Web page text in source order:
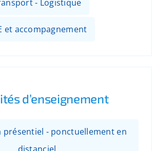
- Logistique
et accompagnement
d’enseignement
présentiel - ponctuellement en